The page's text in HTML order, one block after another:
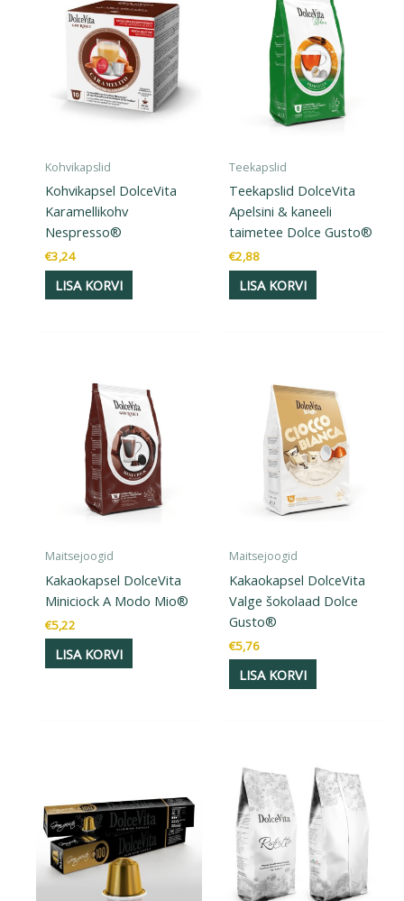
Kohvikapslid
Kohvikapsel DolceVita
Karamellikohv
Nespresso®
€3,24
LISA KORVI
Teekapslid
Teekapslid DolceVita
Apelsini & kaneeli
taimetee Dolce Gusto®
€2,88
LISA KORVI
Maitsejoogid
Kakaokapsel DolceVita
Miniciock A Modo Mio®
€5,22
LISA KORVI
Maitsejoogid
Kakaokapsel DolceVita
Valge šokolaad Dolce
Gusto®
€5,76
LISA KORVI